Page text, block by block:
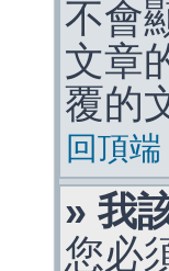
不會
文章
覆的
回頂端
» 我
您必